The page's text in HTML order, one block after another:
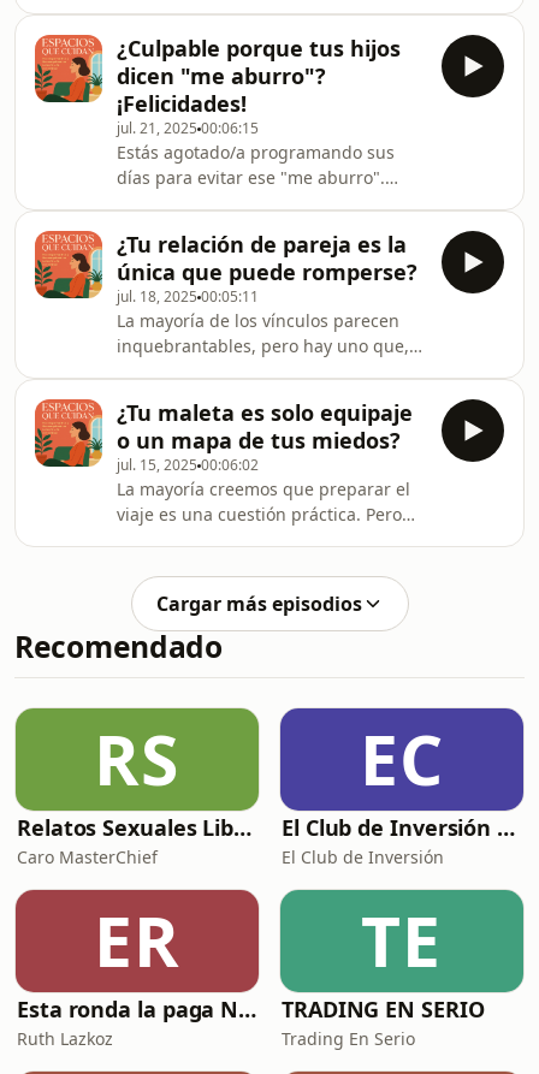
principal es reconocer el cansancio
emocional invisible para poder transf
más valiosa para reconstruir tu vida.
La verdadera transformación no borra
lo que fuiste, lo utiliza. El tema
principal es cómo las experiencias
pasadas y las emociones no digeridas
pueden ser transformadas en la base
para un crecimiento personal y una
vida m
¿Culpable porque tus hijos
dicen "me aburro"?
¡Felicidades!
jul. 21, 2025 00:06:15
Estás agotado/a programando sus
días para evitar ese "me aburro".
escucharse a sí mismos. Esa
sensación es, en realidad, el
verdadero don de su desarrollo, un
espacio donde inventarán mundos. El
tema principal es el valor del
aburrimiento infantil para un
desarrollo pleno.Suscríbete en mi
web para recibir más historias como
¿Tu relación de pareja es la
única que puede romperse?
jul. 18, 2025 00:05:11
La mayoría de los vínculos parecen
inquebrantables, pero hay uno que,
Solemos darlo por sentado, dejando
que la rutina reemplace al afecto,
hasta que quizás sea demasiado
tarde. La Psicología Positiva ofrece
una nueva perspectiva para entender
y cuidar este vínculo único.¿Estás listo
para mirar de otra forma lo que hoy
das por
¿Tu maleta es solo equipaje
o un mapa de tus miedos?
jul. 15, 2025 00:06:02
La mayoría creemos que preparar el
viaje es una cuestión práctica. Pero
la resistencia al cambio— revela
patrones que se replican en tu vida y
tus decisiones vitales. Desde la
Psicología Positiva, hemos
aparentemente triviales, son una
ventana a tus miedos más profundos:
al vacío, al desamparo, al des
Cargar más episodios
Recomendado
RS
Relatos Sexuales Liberales
Caro MasterChief
EC
El Club de Inversión podcast
El Club de Inversión
ER
Esta ronda la paga Newton
Ruth Lazkoz
TE
TRADING EN SERIO
Trading En Serio